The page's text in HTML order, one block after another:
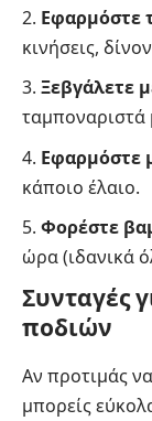
Εφαρμόστε
κινήσεις,
Ξεβγάλετε
ταμποναριστά
Εφαρμόστε
κάποιο έλαιο.
Φορέστε
ώρα (ιδανικά
Συνταγές
ποδιών
Αν προτιμάς
μπορείς